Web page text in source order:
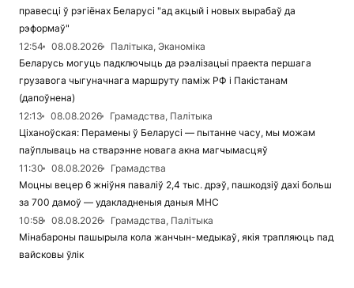
правесці ў рэгіёнах Беларусі "ад акцый і новых вырабаў да
рэформаў"
12:54
08.08.2026
Палітыка, Эканоміка
Беларусь могуць падключыць да рэалізацыі праекта першага
грузавога чыгуначнага маршруту паміж РФ і Пакістанам
(дапоўнена)
12:13
08.08.2026
Грамадства, Палітыка
Ціханоўская: Перамены ў Беларусі — пытанне часу, мы можам
паўплываць на стварэнне новага акна магчымасцяў
11:30
08.08.2026
Грамадства
Моцны вецер 6 жніўня паваліў 2,4 тыс. дрэў, пашкодзіў дахі больш
за 700 дамоў — удакладненыя даныя МНС
10:58
08.08.2026
Грамадства, Палітыка
Мінабароны пашырыла кола жанчын-медыкаў, якія трапляюць пад
вайсковы ўлік